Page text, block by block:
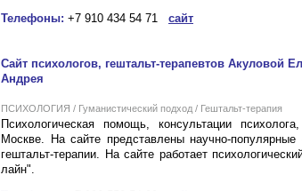
Телефоны: +7 910 434 54 71 сайт
Сайт психологов, гештальт-терапевтов Акуловой
Андрея
ПСИХОЛОГИЯ / Гуманистический подход / Гештальт-терапия
Психологическая помощь, консультации
Москве. На сайте представлены научно-
гештальт-терапии. На сайте работает
лайн".